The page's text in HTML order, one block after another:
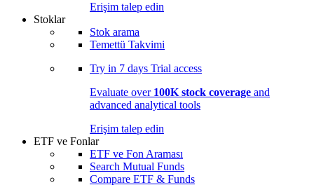
Erişim talep edin
Stoklar
Stok arama
Temettü Takvimi
Try in 7 days Trial access
Evaluate over 100K stock coverage and
advanced analytical tools
Erişim talep edin
ETF ve Fonlar
ETF ve Fon Araması
Search Mutual Funds
Compare ETF & Funds